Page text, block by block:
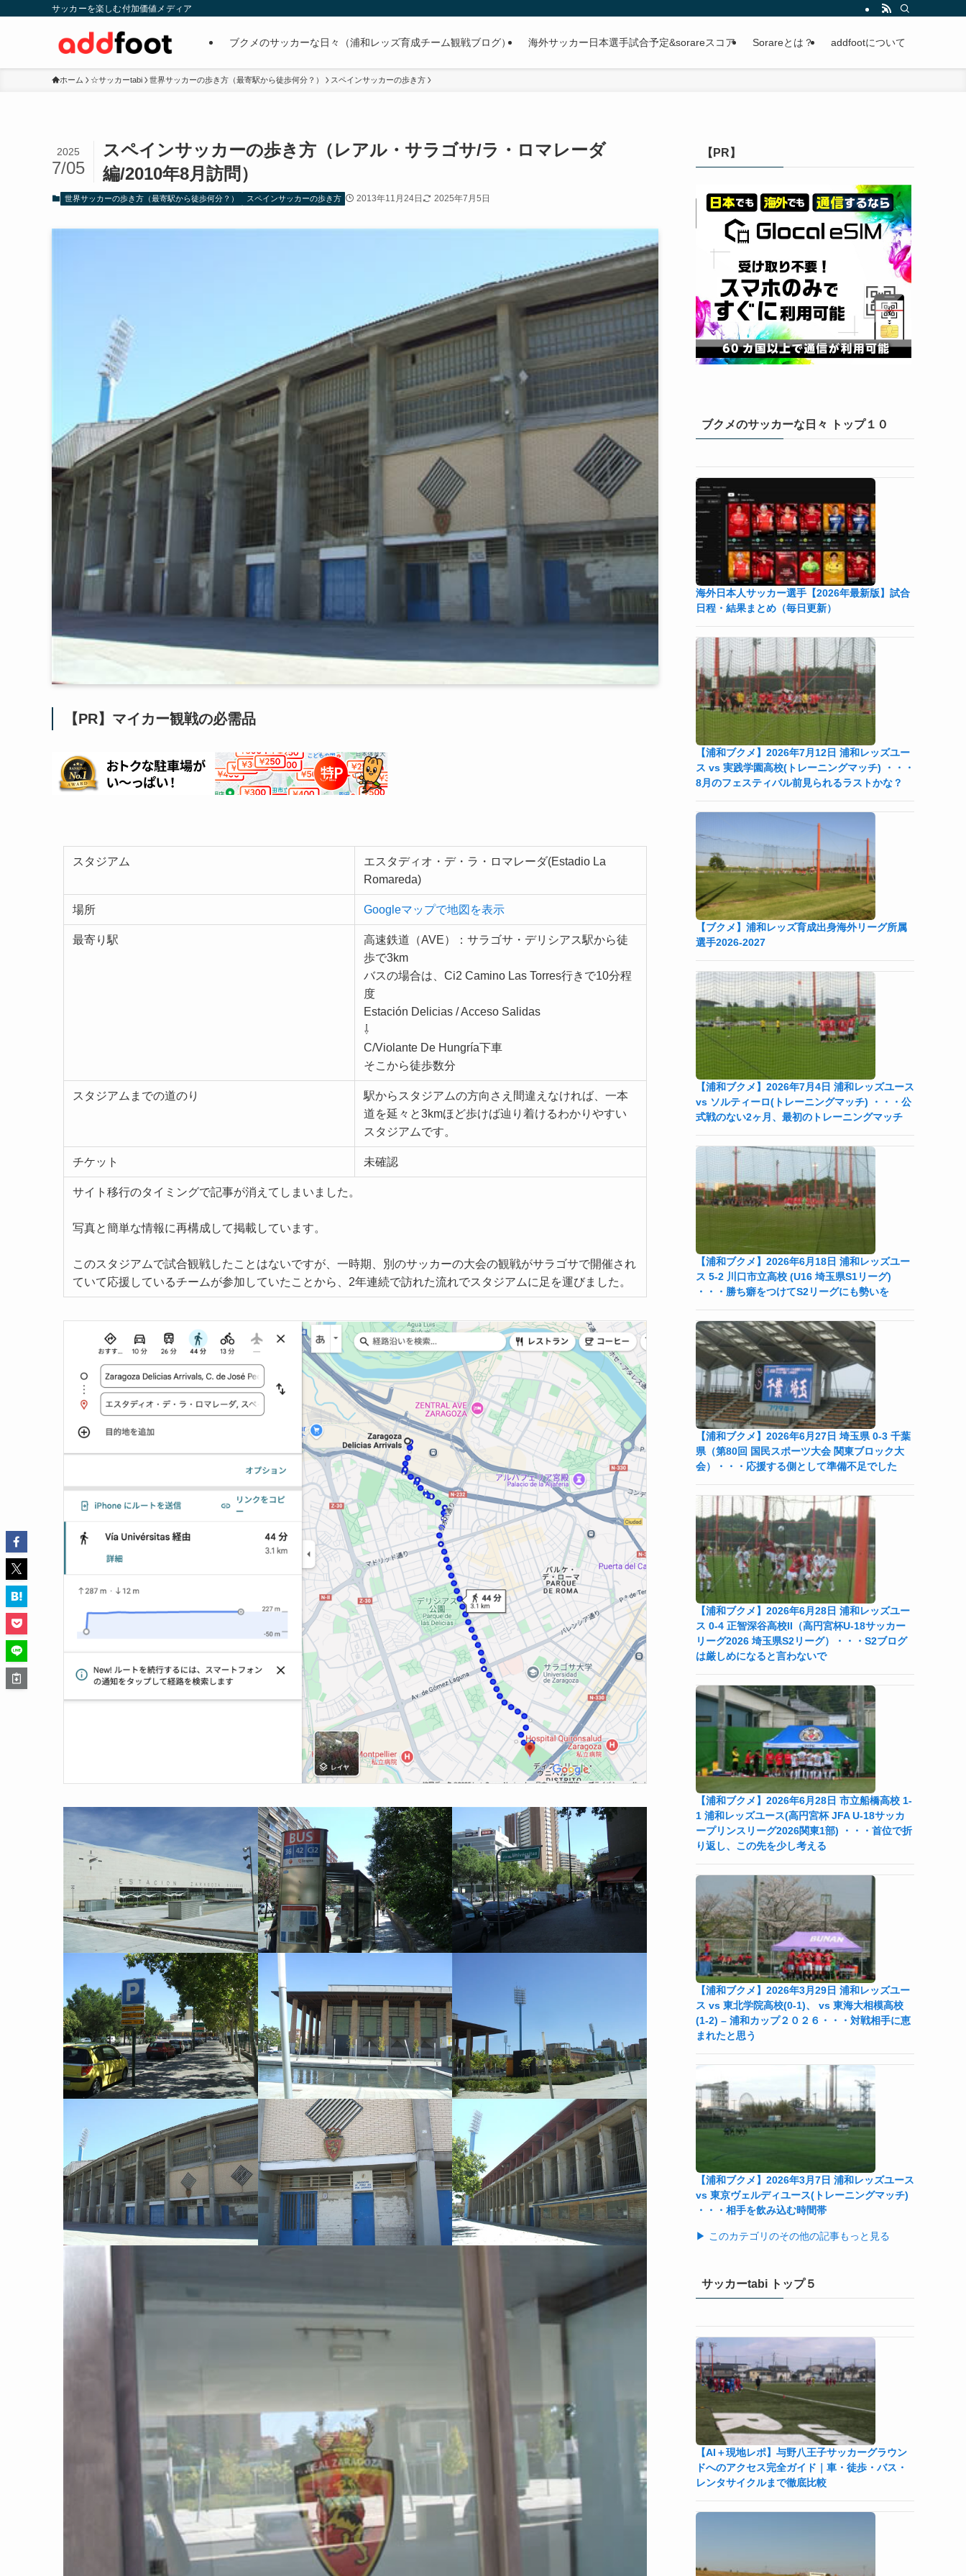
サッカーを楽しむ付加価値メディア
ブクメのサッカーな日々（浦和レッズ育成チーム観戦ブログ） 海外サッカー日本選手試合予定&sorareスコア Sorareとは？ addfootについて
ホーム ☆サッカーtabi 世界サッカーの歩き方（最寄駅から徒歩何分？） スペインサッカーの歩き方
スペインサッカーの歩き方（レアル・サラゴサ/ラ・ロマレーダ
編/2010年8月訪問）
2025
7/05
世界サッカーの歩き方（最寄駅から徒歩何分？） スペインサッカーの歩き方 2013年11月24日 2025年7月5日
【PR】マイカー観戦の必需品
スタジアム
エスタディオ・デ・ラ・ロマレーダ(Estadio La
Romareda)
場所 Googleマップで地図を表示
最寄り駅
高速鉄道（AVE）：サラゴサ・デリシアス駅から徒
歩で3km
バスの場合は、Ci2 Camino Las Torres行きで10分程
度
Estación Delicias / Acceso Salidas
⇩
C/Violante De Hungría下車
そこから徒歩数分
スタジアムまでの道のり
駅からスタジアムの方向さえ間違えなければ、一本
道を延々と3kmほど歩けば辿り着けるわかりやすい
スタジアムです。
チケット 未確認
サイト移行のタイミングで記事が消えてしまいました。
写真と簡単な情報に再構成して掲載しています。
このスタジアムで試合観戦したことはないですが、一時期、別のサッカーの大会の観戦がサラゴサで開催され
ていて応援しているチームが参加していたことから、2年連続で訪れた流れでスタジアムに足を運びました。
【PR】
ブクメのサッカーな日々 トップ１０
海外日本人サッカー選手【2026年最新版】試合
日程・結果まとめ（毎日更新）
【浦和ブクメ】2026年7月12日 浦和レッズユー
ス vs 実践学園高校(トレーニングマッチ) ・・・
8月のフェスティバル前見られるラストかな？
【ブクメ】浦和レッズ育成出身海外リーグ所属
選手2026-2027
【浦和ブクメ】2026年7月4日 浦和レッズユース
vs ソルティーロ(トレーニングマッチ) ・・・公
式戦のない2ヶ月、最初のトレーニングマッチ
【浦和ブクメ】2026年6月18日 浦和レッズユー
ス 5-2 川口市立高校 (U16 埼玉県S1リーグ)
・・・勝ち癖をつけてS2リーグにも勢いを
【浦和ブクメ】2026年6月27日 埼玉県 0-3 千葉
県（第80回 国民スポーツ大会 関東ブロック大
会）・・・応援する側として準備不足でした
【浦和ブクメ】2026年6月28日 浦和レッズユー
ス 0-4 正智深谷高校II（高円宮杯U-18サッカー
リーグ2026 埼玉県S2リーグ）・・・S2ブログ
は厳しめになると言わないで
【浦和ブクメ】2026年6月28日 市立船橋高校 1-
1 浦和レッズユース(高円宮杯 JFA U-18サッカ
ープリンスリーグ2026関東1部) ・・・首位で折
り返し、この先を少し考える
【浦和ブクメ】2026年3月29日 浦和レッズユー
ス vs 東北学院高校(0-1)、 vs 東海大相模高校
(1-2) – 浦和カップ２０２６・・・対戦相手に恵
まれたと思う
【浦和ブクメ】2026年3月7日 浦和レッズユース
vs 東京ヴェルディユース(トレーニングマッチ)
・・・相手を飲み込む時間帯
▶ このカテゴリのその他の記事もっと見る
サッカーtabi トップ５
【AI＋現地レポ】与野八王子󠁣󠁴󠁿󠁣󠁴󠁿サッカーグラウン
ドへのアクセス完全ガイド｜車・徒歩・バス・
レンタサイクルまで徹底比較